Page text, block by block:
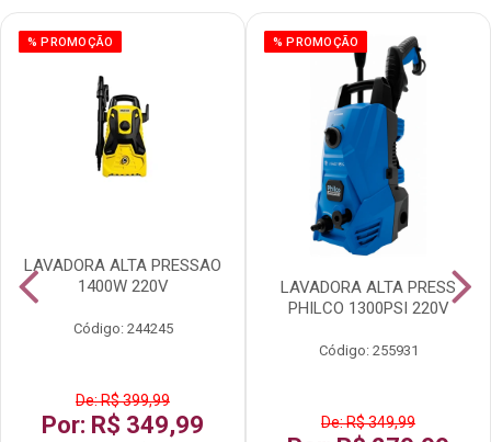
% PROMOÇÃO
LAVADORA ALTA PRESSAO
1400W 220V
Código: 244245
De: R$ 399,99
Por: R$ 349,99
% PROMOÇÃO
LAVADORA ALTA PRESS
PHILCO 1300PSI 220V
Código: 255931
De: R$ 349,99